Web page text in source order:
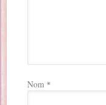
Nom *